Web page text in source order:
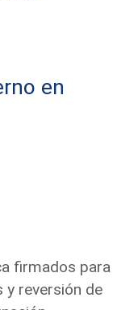
en
firmados para
y reversión de